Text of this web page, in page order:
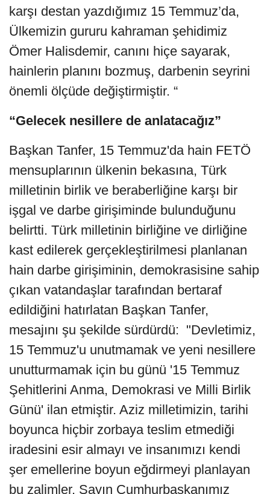
karşı destan yazdığımız 15 Temmuz’da,
Ülkemizin gururu kahraman şehidimiz
Ömer Halisdemir, canını hiçe sayarak,
hainlerin planını bozmuş, darbenin seyrini
önemli ölçüde değiştirmiştir. “
“Gelecek nesillere de anlatacağız”
Başkan Tanfer, 15 Temmuz'da hain FETÖ
mensuplarının ülkenin bekasına, Türk
milletinin birlik ve beraberliğine karşı bir
işgal ve darbe girişiminde bulunduğunu
belirtti. Türk milletinin birliğine ve dirliğine
kast edilerek gerçekleştirilmesi planlanan
hain darbe girişiminin, demokrasisine sahip
çıkan vatandaşlar tarafından bertaraf
edildiğini hatırlatan Başkan Tanfer,
mesajını şu şekilde sürdürdü: "Devletimiz,
15 Temmuz'u unutmamak ve yeni nesillere
unutturmamak için bu günü '15 Temmuz
Şehitlerini Anma, Demokrasi ve Milli Birlik
Günü' ilan etmiştir. Aziz milletimizin, tarihi
boyunca hiçbir zorbaya teslim etmediği
iradesini esir almayı ve insanımızı kendi
şer emellerine boyun eğdirmeyi planlayan
bu zalimler, Sayın Cumhurbaşkanımız